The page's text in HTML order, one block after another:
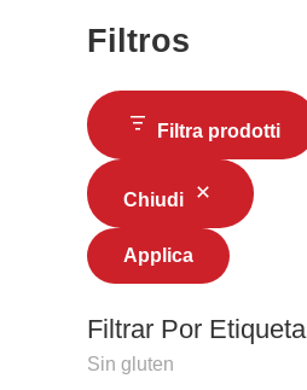
Filtros
Filtra prodotti
Chiudi
Applica
Filtrar Por Etiqueta
Sin gluten